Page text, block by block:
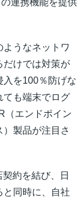
連携機能を提供
うなネットワ
だけでは対策が
入を100％防げな
ても端末でログ
（エンドポイン
）製品が注目さ
約を結び、日
と同時に、自社